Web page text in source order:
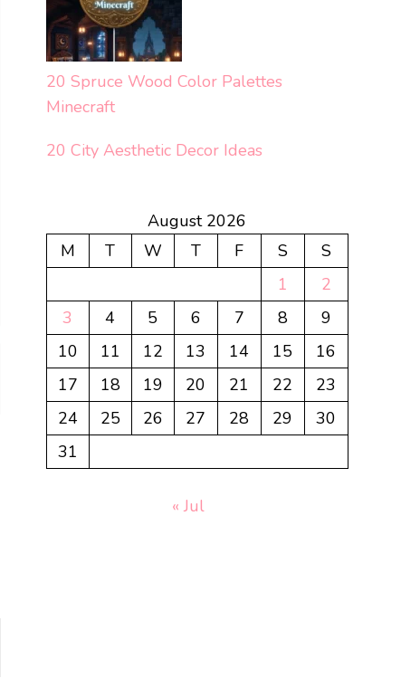
20 Spruce Wood Color Palettes
Minecraft
20 City Aesthetic Decor Ideas
August 2026
M
T W T F S
S
1
2
3
4 5 6 7 8
9
10
11 12 13 14 15
16
17
18 19 20 21 22
23
24
25 26 27 28 29
30
31
« Jul